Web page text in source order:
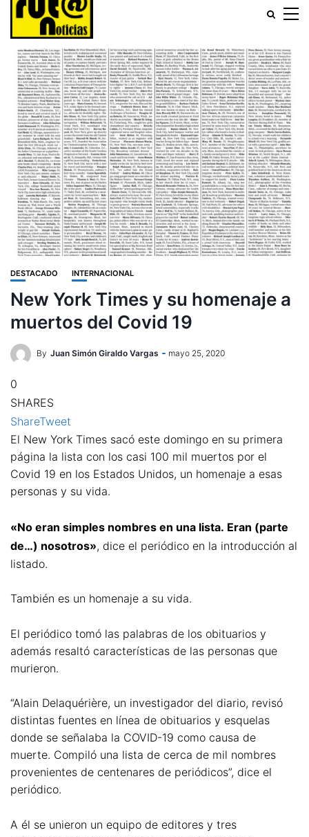
DESTACADO INTERNACIONAL
New York Times y su homenaje a
muertos del Covid 19
By Juan Simón Giraldo Vargas mayo 25, 2020
0
SHARES
ShareTweet
El New York Times sacó este domingo en su primera
página la lista con los casi 100 mil muertos por el
Covid 19 en los Estados Unidos, un homenaje a esas
personas y su vida.
«No eran simples nombres en una lista. Eran (parte
de…) nosotros», dice el periódico en la introducción al
listado.
También es un homenaje a su vida.
El periódico tomó las palabras de los obituarios y
además resaltó características de las personas que
murieron.
“Alain Delaquérière, un investigador del diario, revisó
distintas fuentes en línea de obituarios y esquelas
donde se señalaba la COVID-19 como causa de
muerte. Compiló una lista de cerca de mil nombres
provenientes de centenares de periódicos”, dice el
periódico.
A él se unieron un equipo de editores y tres